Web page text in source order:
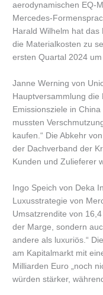
aerodynamischen EQ-
Mercedes-
Harald Wilhelm hat das
die Materialkosten zu
ersten Quartal 2024
Janne Werning von
Hauptversammlung die
Emissionsziele in
mussten
kaufen.“ Die Abkehr
der Dachverband der
Kunden und Zulieferer
Ingo Speich von Deka
Luxusstrategie von
Umsatzrendite von
der Marge, sondern
andere als luxuriös.“
am Kapitalmarkt mit
Milliarden Euro „noch
würden stärker,